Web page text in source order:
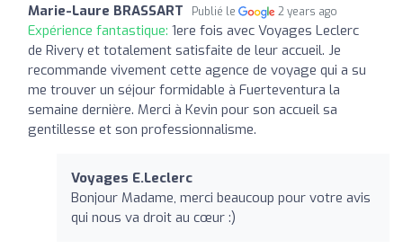
Marie-Laure BRASSART Publié le 2 years ago
Expérience fantastique: 1ere fois avec Voyages Leclerc
de Rivery et totalement satisfaite de leur accueil. Je
recommande vivement cette agence de voyage qui a su
me trouver un séjour formidable à Fuerteventura la
semaine dernière. Merci à Kevin pour son accueil sa
gentillesse et son professionnalisme.
Voyages E.Leclerc
Bonjour Madame, merci beaucoup pour votre avis
qui nous va droit au cœur :)